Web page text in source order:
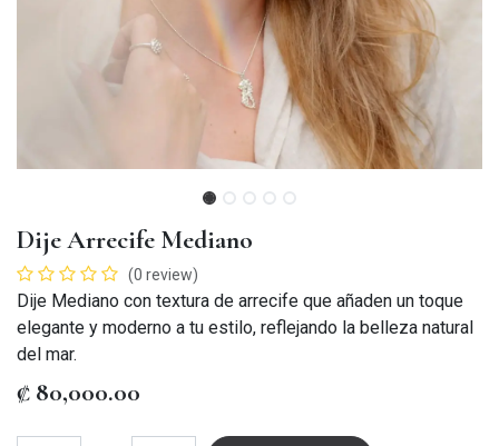
Dije Arrecife Mediano
(0 review)
Dije Mediano con textura de arrecife que añaden un toque
elegante y moderno a tu estilo, reflejando la belleza natural
del mar.
₡ 80,000.00